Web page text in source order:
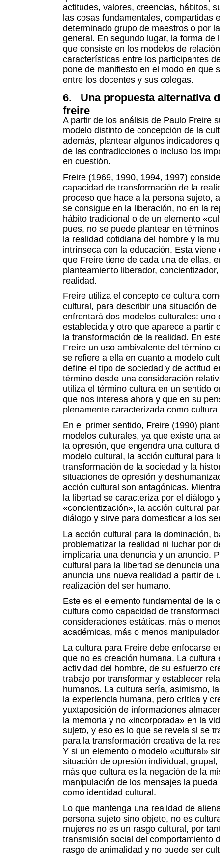
actitudes, valores, creencias, hábitos,
las cosas fundamentales, compartidas
determinado grupo de maestros o por
general. En segundo lugar, la forma de
que consiste en los modelos de
características entre los participantes
pone de manifiesto en el modo en que
entre los docentes y sus colegas.
6. Una propuesta alternativa
freire
A partir de los análisis de Paulo Freire
modelo distinto de concepción de la
además, plantear algunos indicadores
de las contradicciones o incluso los
en cuestión.
Freire (1969, 1990, 1994, 1997)
capacidad de transformación de la
proceso que hace a la persona sujeto,
se consigue en la liberación, no en la
hábito tradicional o de un elemento
pues, no se puede plantear en
la realidad cotidiana del hombre y la
intrínseca con la educación. Esta
que Freire tiene de cada una de ellas,
planteamiento liberador,
realidad.
Freire utiliza el concepto de cultura
cultural, para describir una situación
enfrentará dos modelos culturales: uno
establecida y otro que aparece a partir
la transformación de la realidad. En
Freire un uso ambivalente del término
se refiere a ella en cuanto a modelo
define el tipo de sociedad y de actitud
término desde una consideración
utiliza el término cultura en un sentido
que nos interesa ahora y que en su
plenamente caracterizada como
En el primer sentido, Freire (1990)
modelos culturales, ya que existe una
la opresión, que engendra una cultura
modelo cultural, la acción cultural para
transformación de la sociedad y la
situaciones de opresión y
acción cultural son antagónicas.
la libertad se caracteriza por el diálogo
«concientización», la acción cultural
diálogo y sirve para domesticar a los
La acción cultural para la dominación,
problematizar la realidad ni luchar por
implicaría una denuncia y un anuncio.
cultural para la libertad se denuncia
anuncia una nueva realidad a partir de
realización del ser humano.
Este es el elemento fundamental de la
cultura como capacidad de
consideraciones estáticas, más o
académicas, más o menos
La cultura para Freire debe enfocarse
que no es creación humana. La cultura
actividad del hombre, de su esfuerzo
trabajo por transformar y establecer
humanos. La cultura sería, asimismo,
la experiencia humana, pero crítica y
yuxtaposición de informaciones
la memoria y no «incorporada» en la
sujeto, y eso es lo que se revela si se
para la transformación creativa de la
Y si un elemento o modelo «cultural»
situación de opresión individual,
más que cultura es la negación de la
manipulación de los mensajes la
como identidad cultural.
Lo que mantenga una realidad de
persona sujeto sino objeto, no es
mujeres no es un rasgo cultural, por
transmisión social del comportamiento
rasgo de animalidad y no puede ser